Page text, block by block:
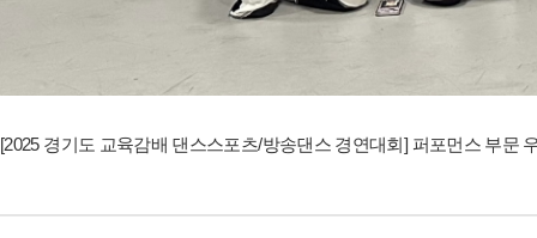
[2025 경기도 교육감배 댄스스포츠/방송댄스 경연대회] 퍼포먼스 부문